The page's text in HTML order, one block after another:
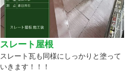
スレート屋根
スレート瓦も同様にしっかりと塗って
いきます！！！